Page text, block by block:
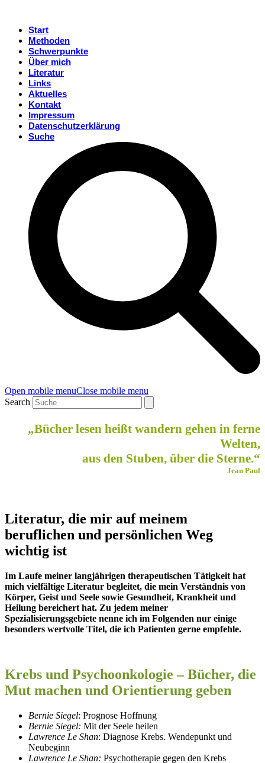
Start
Methoden
Schwerpunkte
Über mich
Literatur
Links
Aktuelles
Kontakt
Impressum
Datenschutzerklärung
Suche
Open mobile menuClose mobile menu
Search
„Bücher lesen heißt wandern gehen in ferne
Welten,
aus den Stuben, über die Sterne.“
Jean Paul
Literatur, die mir auf meinem
beruflichen und persönlichen Weg
wichtig ist
Im Laufe meiner langjährigen therapeutischen Tätigkeit hat
mich vielfältige Literatur begleitet, die mein Verständnis von
Körper, Geist und Seele sowie Gesundheit, Krankheit und
Heilung bereichert hat. Zu jedem meiner
Spezialisierungsgebiete nenne ich im Folgenden nur einige
besonders wertvolle Titel, die ich Patienten gerne empfehle.
Krebs und Psychoonkologie – Bücher, die
Mut machen und Orientierung geben
Bernie Siegel: Prognose Hoffnung
Bernie Siegel: Mit der Seele heilen
Lawrence Le Shan: Diagnose Krebs. Wendepunkt und
Neubeginn
Lawrence Le Shan: Psychotherapie gegen den Krebs